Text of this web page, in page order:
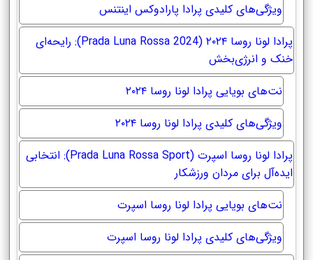
ویژگی‌های کلیدی پرادا پارادوکس اینتنس
پرادا لونا روسا ۲۰۲۴ (Prada Luna Rossa 2024): رایحه‌ای
خنک و انرژی‌بخش
نت‌های بویایی پرادا لونا روسا ۲۰۲۴
ویژگی‌های کلیدی پرادا لونا روسا ۲۰۲۴
پرادا لونا روسا اسپرت (Prada Luna Rossa Sport): انتخابی
ایده‌آل برای مردان ورزشکار
نت‌های بویایی پرادا لونا روسا اسپرت
ویژگی‌های کلیدی پرادا لونا روسا اسپرت